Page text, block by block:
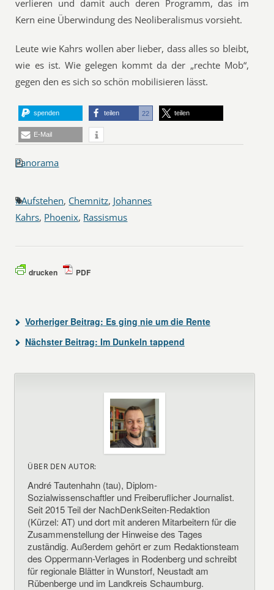
verlieren und damit auch deren Programm, das im
Kern eine Überwindung des Neoliberalismus vorsieht.
Leute wie Kahrs wollen aber lieber, dass alles so bleibt,
wie es ist. Wie gelegen kommt da der „rechte Mob“,
gegen den es sich so schön mobilisieren lässt.
spenden teilen 22 teilen
E-Mail
Panorama
#Aufstehen, Chemnitz, Johannes
Kahrs, Phoenix, Rassismus
drucken PDF
Vorheriger Beitrag: Es ging nie um die Rente
Nächster Beitrag: Im Dunkeln tappend
ÜBER DEN AUTOR:
André Tautenhahn (tau), Diplom-
Sozialwissenschaftler und Freiberuflicher Journalist.
Seit 2015 Teil der NachDenkSeiten-Redaktion
(Kürzel: AT) und dort mit anderen Mitarbeitern für die
Zusammenstellung der Hinweise des Tages
zuständig. Außerdem gehört er zum Redaktionsteam
des Oppermann-Verlages in Rodenberg und schreibt
für regionale Blätter in Wunstorf, Neustadt am
Rübenberge und im Landkreis Schaumburg.